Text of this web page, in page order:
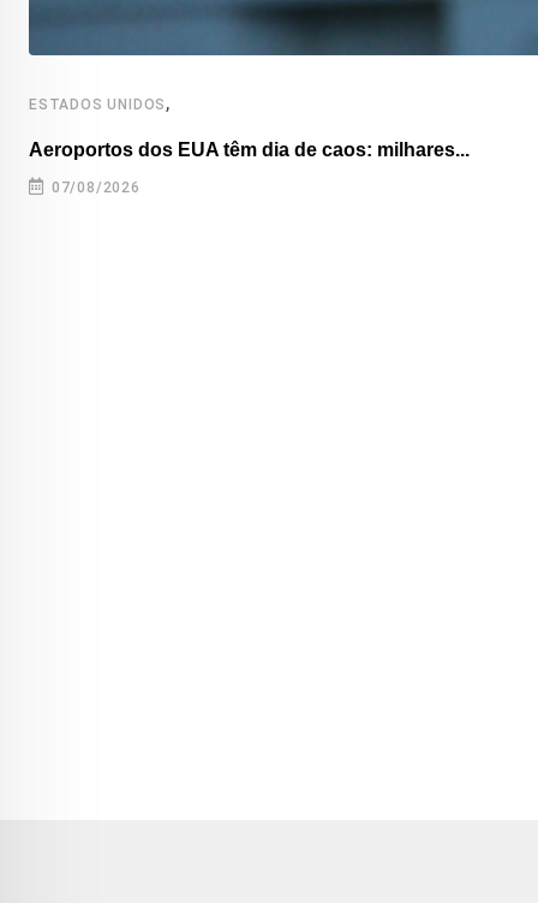
ESTADOS UNIDOS ,
Aeroportos dos EUA têm dia de caos: milhares...
07/08/2026